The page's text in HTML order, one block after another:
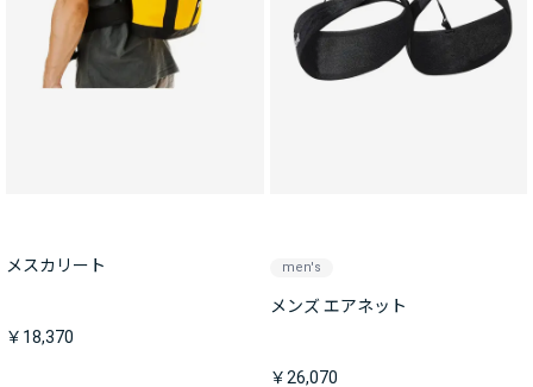
メスカリート
￥18,370
men's
メンズ エアネット
￥26,070